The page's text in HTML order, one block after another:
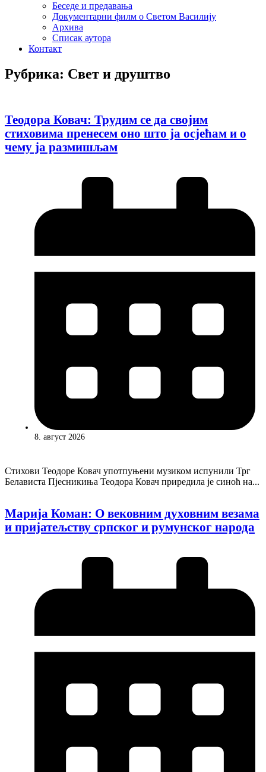
Беседе и предавања
Документарни филм о Светом Василију
Архива
Списак аутора
Контакт
Рубрика: Свет и друштво
Теодора Ковач: Трудим се да својим
стиховима пренесем оно што ја осјећам и о
чему ја размишљам
8. август 2026
Стихови Теодоре Ковач употпуњени музиком испунили Трг
Белависта Пјесникиња Теодора Ковач приредила је синоћ на...
Марија Коман: О вековним духовним везама
и пријатељству српског и румунског народа